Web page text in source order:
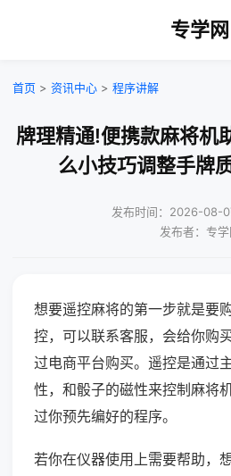
专学网
首页 > 资讯中心 > 程序讲解
牌理精通!便携款麻将机
么小技巧调整手牌
发布时间：2026-08-
发布者：专学
想要遥控麻将的第一步就是要
控，可以联系客服，会给你购
过电商平台购买。遥控是通过
性，和骰子的磁性来控制麻将
过你预先编好的程序。
若你在仪器使用上需要帮助，